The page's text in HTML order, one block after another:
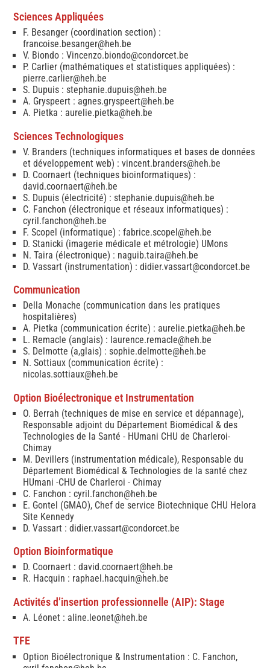
Sciences Appliquées
F. Besanger (coordination section) :
francoise.besanger@heh.be
V. Biondo : Vincenzo.biondo@condorcet.be
P. Carlier (mathématiques et statistiques appliquées) :
pierre.carlier@heh.be
S. Dupuis : stephanie.dupuis@heh.be
A. Gryspeert : agnes.gryspeert@heh.be
A. Pietka : aurelie.pietka@heh.be
Sciences Technologiques
V. Branders (techniques informatiques et bases de données
et développement web) : vincent.branders@heh.be
D. Coornaert (techniques bioinformatiques) :
david.coornaert@heh.be
S. Dupuis (électricité) : stephanie.dupuis@heh.be
C. Fanchon (électronique et réseaux informatiques) :
cyril.fanchon@heh.be
F. Scopel (informatique) : fabrice.scopel@heh.be
D. Stanicki (imagerie médicale et métrologie) UMons
N. Taira (électronique) : naguib.taira@heh.be
D. Vassart (instrumentation) : didier.vassart@condorcet.be
Communication
Della Monache (communication dans les pratiques
hospitalières)
A. Pietka (communication écrite) : aurelie.pietka@heh.be
L. Remacle (anglais) : laurence.remacle@heh.be
S. Delmotte (a,glais) : sophie.delmotte@heh.be
N. Sottiaux (communication écrite) :
nicolas.sottiaux@heh.be
Option Bioélectronique et Instrumentation
O. Berrah (techniques de mise en service et dépannage),
Responsable adjoint du Département Biomédical & des
Technologies de la Santé - HUmani CHU de Charleroi-
Chimay
M. Devillers (instrumentation médicale), Responsable du
Département Biomédical & Technologies de la santé chez
HUmani -CHU de Charleroi - Chimay
C. Fanchon : cyril.fanchon@heh.be
E. Gontel (GMAO), Chef de service Biotechnique CHU Helora
Site Kennedy
D. Vassart : didier.vassart@condorcet.be
Option Bioinformatique
D. Coornaert : david.coornaert@heh.be
R. Hacquin : raphael.hacquin@heh.be
Activités d’insertion professionnelle (AIP): Stage
A. Léonet : aline.leonet@heh.be
TFE
Option Bioélectronique & Instrumentation : C. Fanchon,